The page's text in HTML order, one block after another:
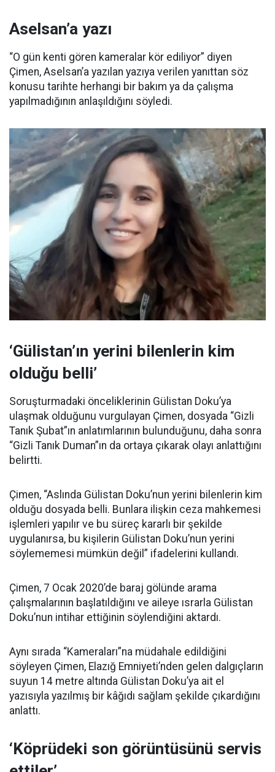
Aselsan’a yazı
“O gün kenti gören kameralar kör ediliyor” diyen
Çimen, Aselsan’a yazılan yazıya verilen yanıttan söz
konusu tarihte herhangi bir bakım ya da çalışma
yapılmadığının anlaşıldığını söyledi.
‘Gülistan’ın yerini bilenlerin kim
olduğu belli’
Soruşturmadaki önceliklerinin Gülistan Doku’ya
ulaşmak olduğunu vurgulayan Çimen, dosyada “Gizli
Tanık Şubat”ın anlatımlarının bulunduğunu, daha sonra
“Gizli Tanık Duman”ın da ortaya çıkarak olayı anlattığını
belirtti.
Çimen, “Aslında Gülistan Doku’nun yerini bilenlerin kim
olduğu dosyada belli. Bunlara ilişkin ceza mahkemesi
işlemleri yapılır ve bu süreç kararlı bir şekilde
uygulanırsa, bu kişilerin Gülistan Doku’nun yerini
söylememesi mümkün değil” ifadelerini kullandı.
Çimen, 7 Ocak 2020’de baraj gölünde arama
çalışmalarının başlatıldığını ve aileye ısrarla Gülistan
Doku’nun intihar ettiğinin söylendiğini aktardı.
Aynı sırada “Kameraları”na müdahale edildiğini
söyleyen Çimen, Elazığ Emniyeti’nden gelen dalgıçların
suyun 14 metre altında Gülistan Doku’ya ait el
yazısıyla yazılmış bir kâğıdı sağlam şekilde çıkardığını
anlattı.
‘Köprüdeki son görüntüsünü servis